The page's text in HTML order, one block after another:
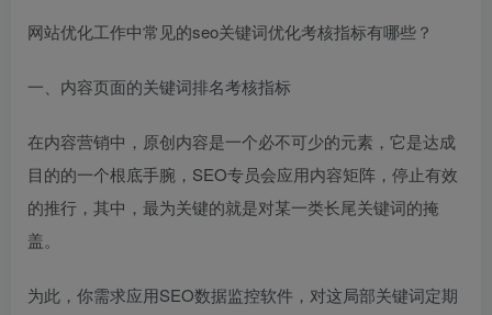
网站优化工作中常见的seo关键词优化考核指标有哪些？
一、内容页面的关键词排名考核指标
在内容营销中，原创内容是一个必不可少的元素，它是达成
目的的一个根底手腕，SEO专员会应用内容矩阵，停止有效
的推行，其中，最为关键的就是对某一类长尾关键词的掩
盖。
为此，你需求应用SEO数据监控软件，对这局部关键词定期